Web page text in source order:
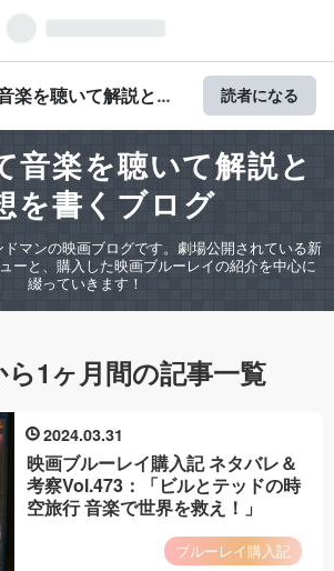
楽を聴いて解説と感
読者になる
音楽を聴いて解説と
を書くブログ
マンの映画ブログです。劇場公開されている新
ーと、購入した映画ブルーレイの紹介を中心に
綴っていきます！
ら1ヶ月間の記事一覧
2024 03 31
映画ブルーレイ購入記 ネタバレ＆
考察Vol.473：「ビルとテッドの時
空旅行 音楽で世界を救え！」
ブルーレイ購入記